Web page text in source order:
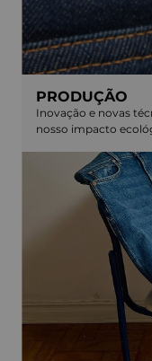
PRODUÇÃO
Inovação e novas
nosso impacto